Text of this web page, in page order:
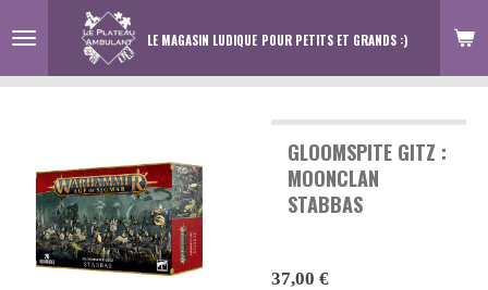
au
contenu
LE MAGASIN LUDIQUE POUR PETITS ET GRANDS :)
GLOOMSPITE GITZ :
MOONCLAN
STABBAS
37,00 €